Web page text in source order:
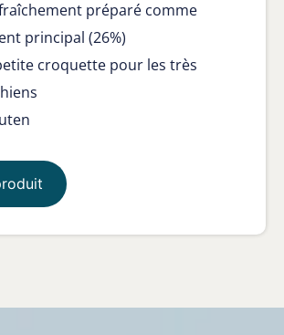
préparé comme
principal (26%)
croquette pour les très